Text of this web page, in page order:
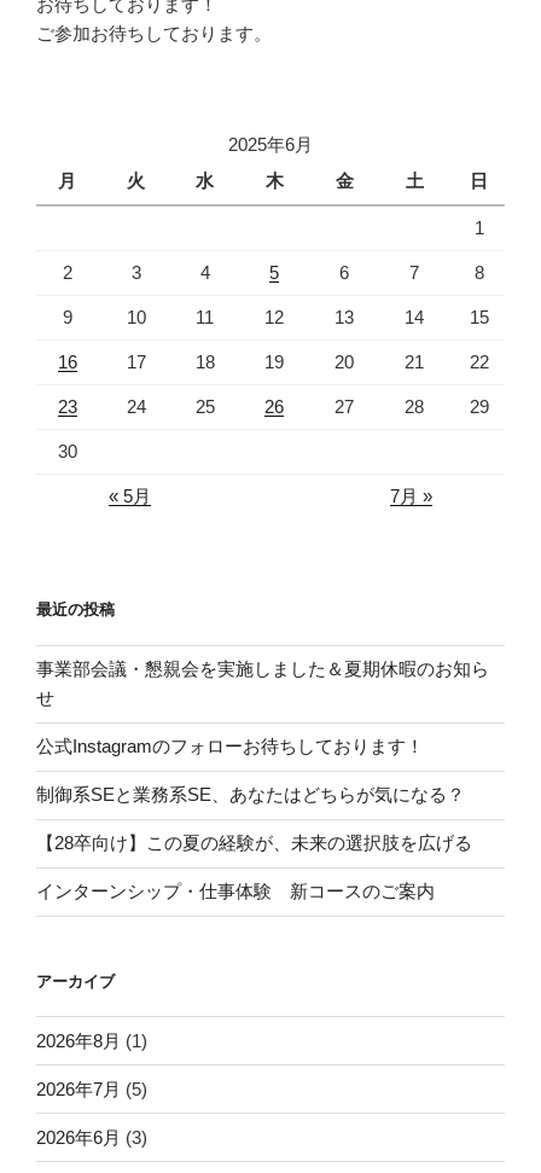
お待ちしております！
ご参加お待ちしております。
2025年6月
月
火 水 木 金 土 日
1
2 3 4 5 6 7 8
9 10 11 12 13 14 15
16 17 18 19 20 21 22
23 24 25 26 27 28 29
30
« 5月 7月 »
最近の投稿
事業部会議・懇親会を実施しました＆夏期休暇のお知ら
せ
公式Instagramのフォローお待ちしております！
制御系SEと業務系SE、あなたはどちらが気になる？
【28卒向け】この夏の経験が、未来の選択肢を広げる
インターンシップ・仕事体験 新コースのご案内
アーカイブ
2026年8月 (1)
2026年7月 (5)
2026年6月 (3)